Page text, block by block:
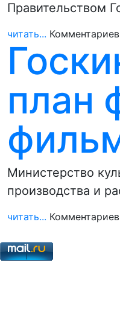
Правительством
читать...
план
Министерство
производства и
читать...